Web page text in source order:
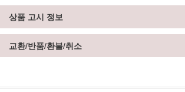
상품 고시 정보
교환/반품/환불/취소